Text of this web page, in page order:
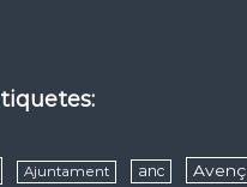
Etiquetes:
Ajuntament anc Avenç